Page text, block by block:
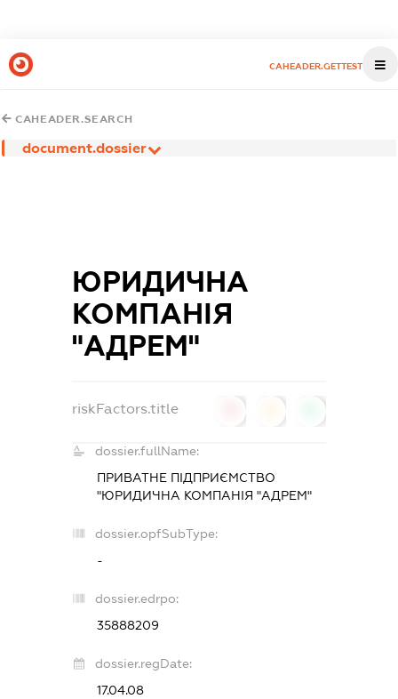
CAHEADER.GETTEST
CAHEADER.SEARCH
document.dossier
ЮРИДИЧНА
КОМПАНІЯ
"АДРЕМ"
riskFactors.title
dossier.fullName:
ПРИВАТНЕ ПІДПРИЄМСТВО
"ЮРИДИЧНА КОМПАНІЯ "АДРЕМ"
dossier.opfSubType:
-
dossier.edrpo:
35888209
dossier.regDate:
17.04.08